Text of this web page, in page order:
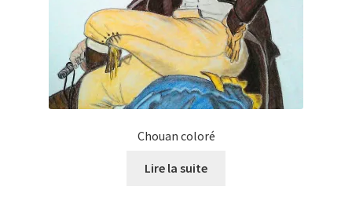
WPMS HTML Sitemap
Chouan coloré
Lire la suite